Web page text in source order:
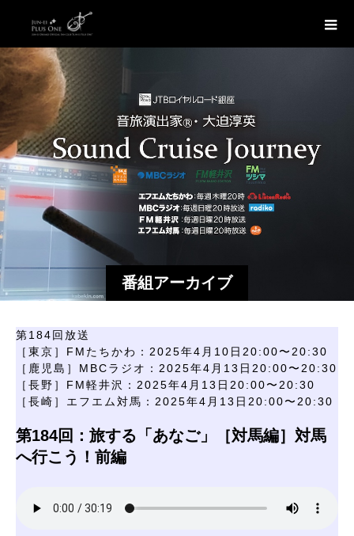
番組アーカイブ
第184回放送
［東京］FMたちかわ：2025年4月10日20:00〜20:30
［鹿児島］MBCラジオ：2025年4月13日20:00〜20:30
［長野］FM軽井沢：2025年4月13日20:00〜20:30
［長崎］エフエム対馬：2025年4月13日20:00〜20:30
第184回：旅する「あなご」［対馬編］対馬
へ行こう！前編